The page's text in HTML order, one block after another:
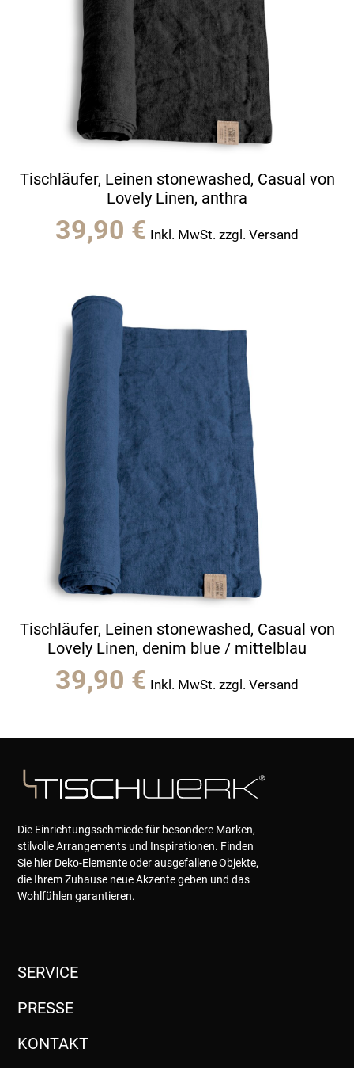
Tischläufer, Leinen stonewashed, Casual von
Lovely Linen, anthra
39,90 € Inkl. MwSt. zzgl. Versand
Tischläufer, Leinen stonewashed, Casual von
Lovely Linen, denim blue / mittelblau
39,90 € Inkl. MwSt. zzgl. Versand
Die Einrichtungsschmiede für besondere Marken,
stilvolle Arrangements und Inspirationen. Finden
Sie hier Deko-Elemente oder ausgefallene Objekte,
die Ihrem Zuhause neue Akzente geben und das
Wohlfühlen garantieren.
SERVICE
PRESSE
KONTAKT